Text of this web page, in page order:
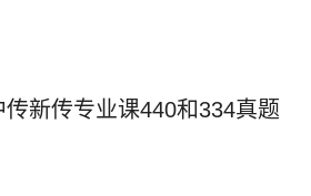
新传专业课440和334真题